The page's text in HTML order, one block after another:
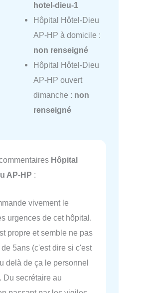
hotel-dieu-1
Hôpital Hôtel-Dieu
AP-HP à domicile :
non renseigné
Hôpital Hôtel-Dieu
AP-HP ouvert
dimanche : non
renseigné
Hôpital
AP-HP :
vivement le
urgences de cet hôpital.
propre et semble ne pas
5ans (c'est dire si c'est
delà de ça le personnel
Du secrétaire au